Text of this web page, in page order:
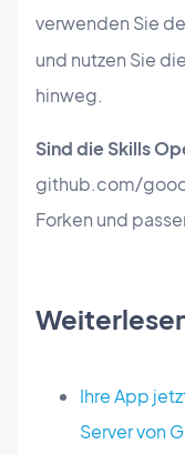
verwenden Sie
und nutzen Sie
hinweg.
Sind die Skills
github.com/
Forken und
Ihre App
Server von